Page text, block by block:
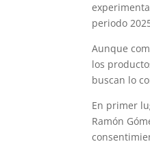
periodo
Aunque
los
buscan lo
En primer
Ramón